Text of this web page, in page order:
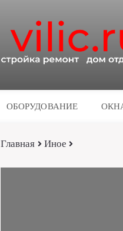
ОБОРУДОВАНИЕ
Главная Иное